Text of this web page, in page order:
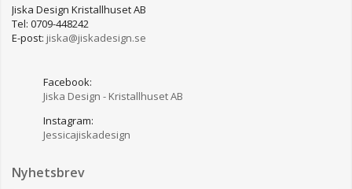
Jiska Design Kristallhuset AB
Tel: 0709-448242
E-post: jiska@jiskadesign.se
Facebook:
Jiska Design - Kristallhuset AB
Instagram:
Jessicajiskadesign
Nyhetsbrev